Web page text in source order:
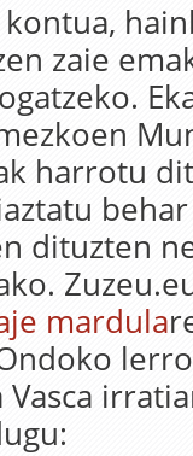
kontua,
zaie
harrotu
dituzten
mardula